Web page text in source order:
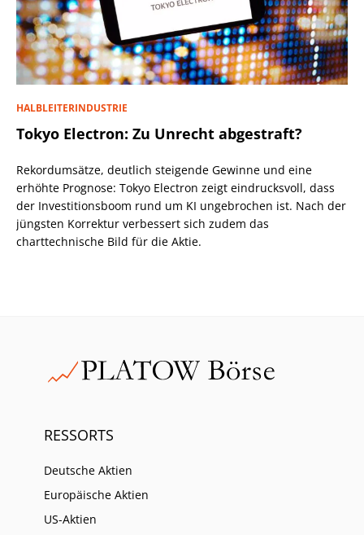
HALBLEITERINDUSTRIE
Tokyo Electron: Zu Unrecht abgestraft?
Rekordumsätze, deutlich steigende Gewinne und eine
erhöhte Prognose: Tokyo Electron zeigt eindrucksvoll, dass
der Investitionsboom rund um KI ungebrochen ist. Nach der
jüngsten Korrektur verbessert sich zudem das
charttechnische Bild für die Aktie.
RESSORTS
Deutsche Aktien
Europäische Aktien
US-Aktien